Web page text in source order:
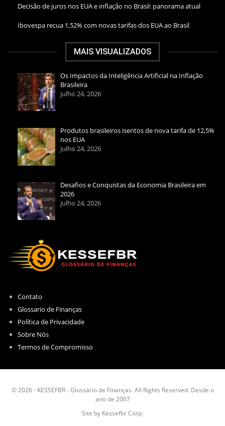
Decisão de juros nos EUA e inflação no Brasil: panorama atual
Ibovespa recua 1,52% com novas tarifas dos EUA ao Brasil
MAIS VISUALIZADOS
Os Impactos da Inteligência Artificial na Inflação
Brasileira
julho 24, 2026
Produtos brasileiros isentos de nova tarifa de 12,5%
nos EUA
julho 24, 2026
Desafios e Conquistas da Economia Brasileira em
2026
julho 24, 2026
Contato
Glossario de Finanças
Política de Privacidade
Sobre Nós
Termos de Compromisso
© 2026 - KESSEFBR - Glossário de Finanças. All Rights Reserved. Desde o
ano de 2007
Site by Kessefbr Corp.